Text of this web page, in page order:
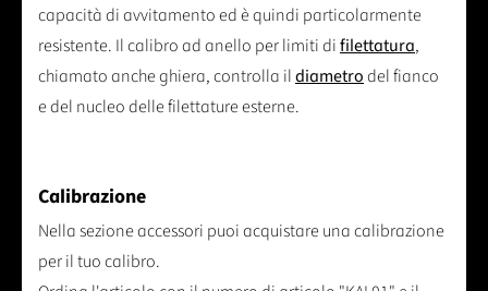
capacità di avvitamento ed è quindi particolarmente
resistente. Il calibro ad anello per limiti difilettatura,
chiamato anche ghiera, controlla ildiametrodel fianco
e del nucleo delle filettature esterne.
Calibrazione
Nella sezione accessori puoi acquistare una calibrazione
per il tuo calibro.